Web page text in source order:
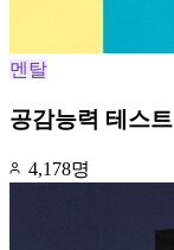
멘탈
공감능력 테스트
4,178명